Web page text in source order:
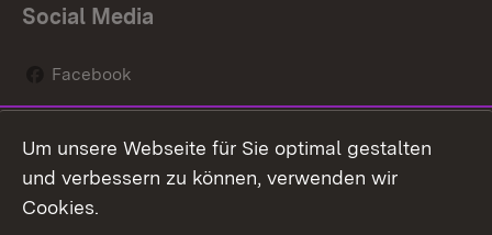
Social Media
Facebook
Social Wall
Youtube
Um unsere Webseite für Sie optimal gestalten
und verbessern zu können, verwenden wir
Cookies.